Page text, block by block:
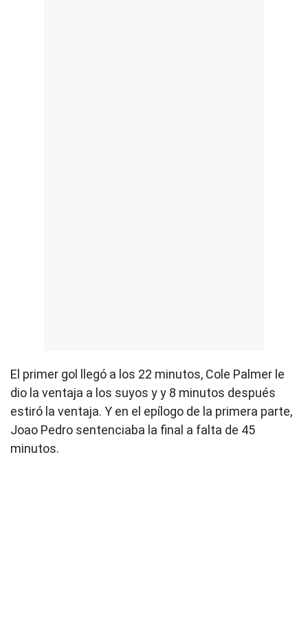
El primer gol llegó a los 22 minutos, Cole Palmer le
dio la ventaja a los suyos y y 8 minutos después
estiró la ventaja. Y en el epílogo de la primera parte,
Joao Pedro sentenciaba la final a falta de 45
minutos.